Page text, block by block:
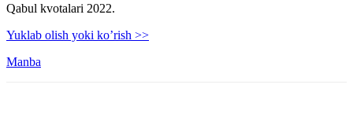
Qabul kvotalari 2022.
Yuklab olish yoki ko’rish >>
Manba